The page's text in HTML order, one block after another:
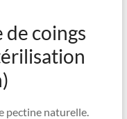
coings
pectine naturelle.